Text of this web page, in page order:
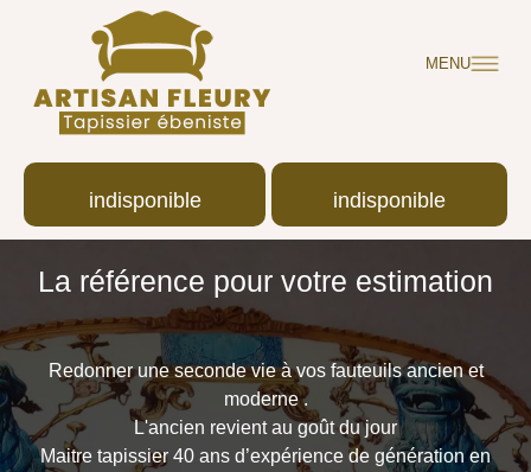
MENU
indisponible indisponible
La référence pour votre estimation
Redonner une seconde vie à vos fauteuils ancien et
moderne .
L'ancien revient au goût du jour
Maitre tapissier 40 ans d’expérience de génération en